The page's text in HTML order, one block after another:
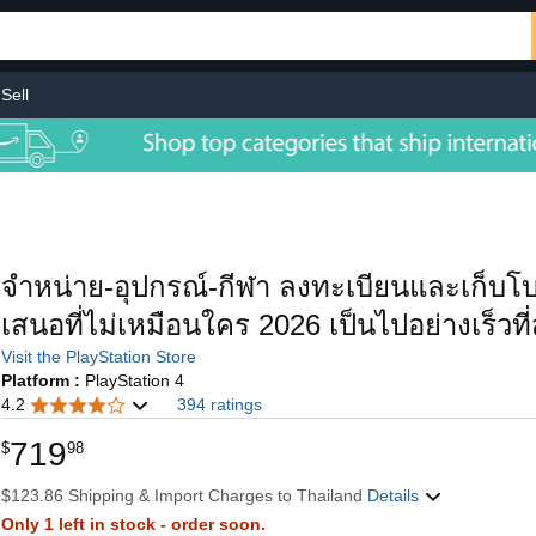
Sell
จำหน่าย-อุปกรณ์-กีฬา ลงทะเบียนและเก็บโ
เสนอที่ไม่เหมือนใคร 2026 เป็นไปอย่างเร็ว
Visit the PlayStation Store
Platform : PlayStation 4
4.2
394 ratings
$71998
$123.86 Shipping & Import Charges to Thailand Details
Only 1 left in stock - order soon.